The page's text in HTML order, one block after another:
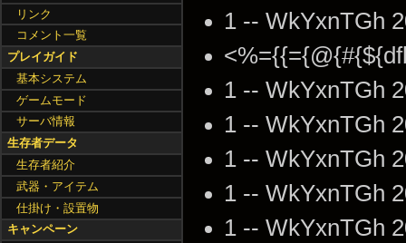
1 -- WkYxnTGh
1 -- WkYxnTGh
1 -- WkYxnTGh
1 -- WkYxnTGh
1 -- WkYxnTGh
1 -- WkYxnTGh
リンク
コメント一覧
プレイガイド
基本システム
ゲームモード
サーバ情報
生存者データ
生存者紹介
武器・アイテム
仕掛け・設置物
キャンペーン